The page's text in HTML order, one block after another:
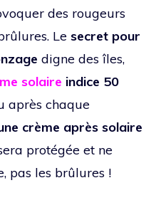
des rougeurs
Le secret pour
digne des îles,
solaire indice 50
après chaque
crème après solaire
protégée et ne
pas les brûlures !